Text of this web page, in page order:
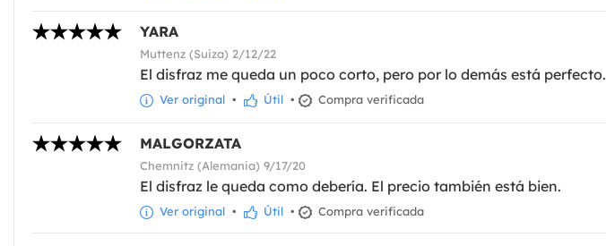
YARA
Muttenz (Suiza) 2/12/22
El disfraz me queda un poco corto, pero por lo demás está perfecto.
Ver original • Útil • Compra verificada
MALGORZATA
Chemnitz (Alemania) 9/17/20
El disfraz le queda como debería. El precio también está bien.
Ver original • Útil • Compra verificada